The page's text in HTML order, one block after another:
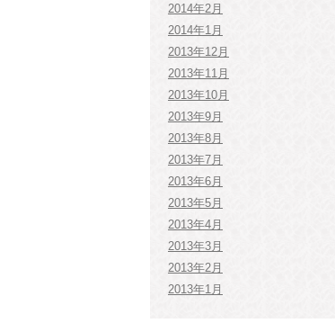
2014年2月
2014年1月
2013年12月
2013年11月
2013年10月
2013年9月
2013年8月
2013年7月
2013年6月
2013年5月
2013年4月
2013年3月
2013年2月
2013年1月